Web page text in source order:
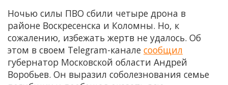
Ночью силы ПВО сбили четыре дрона в
районе Воскресенска и Коломны. Но, к
сожалению, избежать жертв не удалось. Об
этом в своем Telegram-канале сообщил
губернатор Московской области Андрей
Воробьев. Он выразил соболезнования семье